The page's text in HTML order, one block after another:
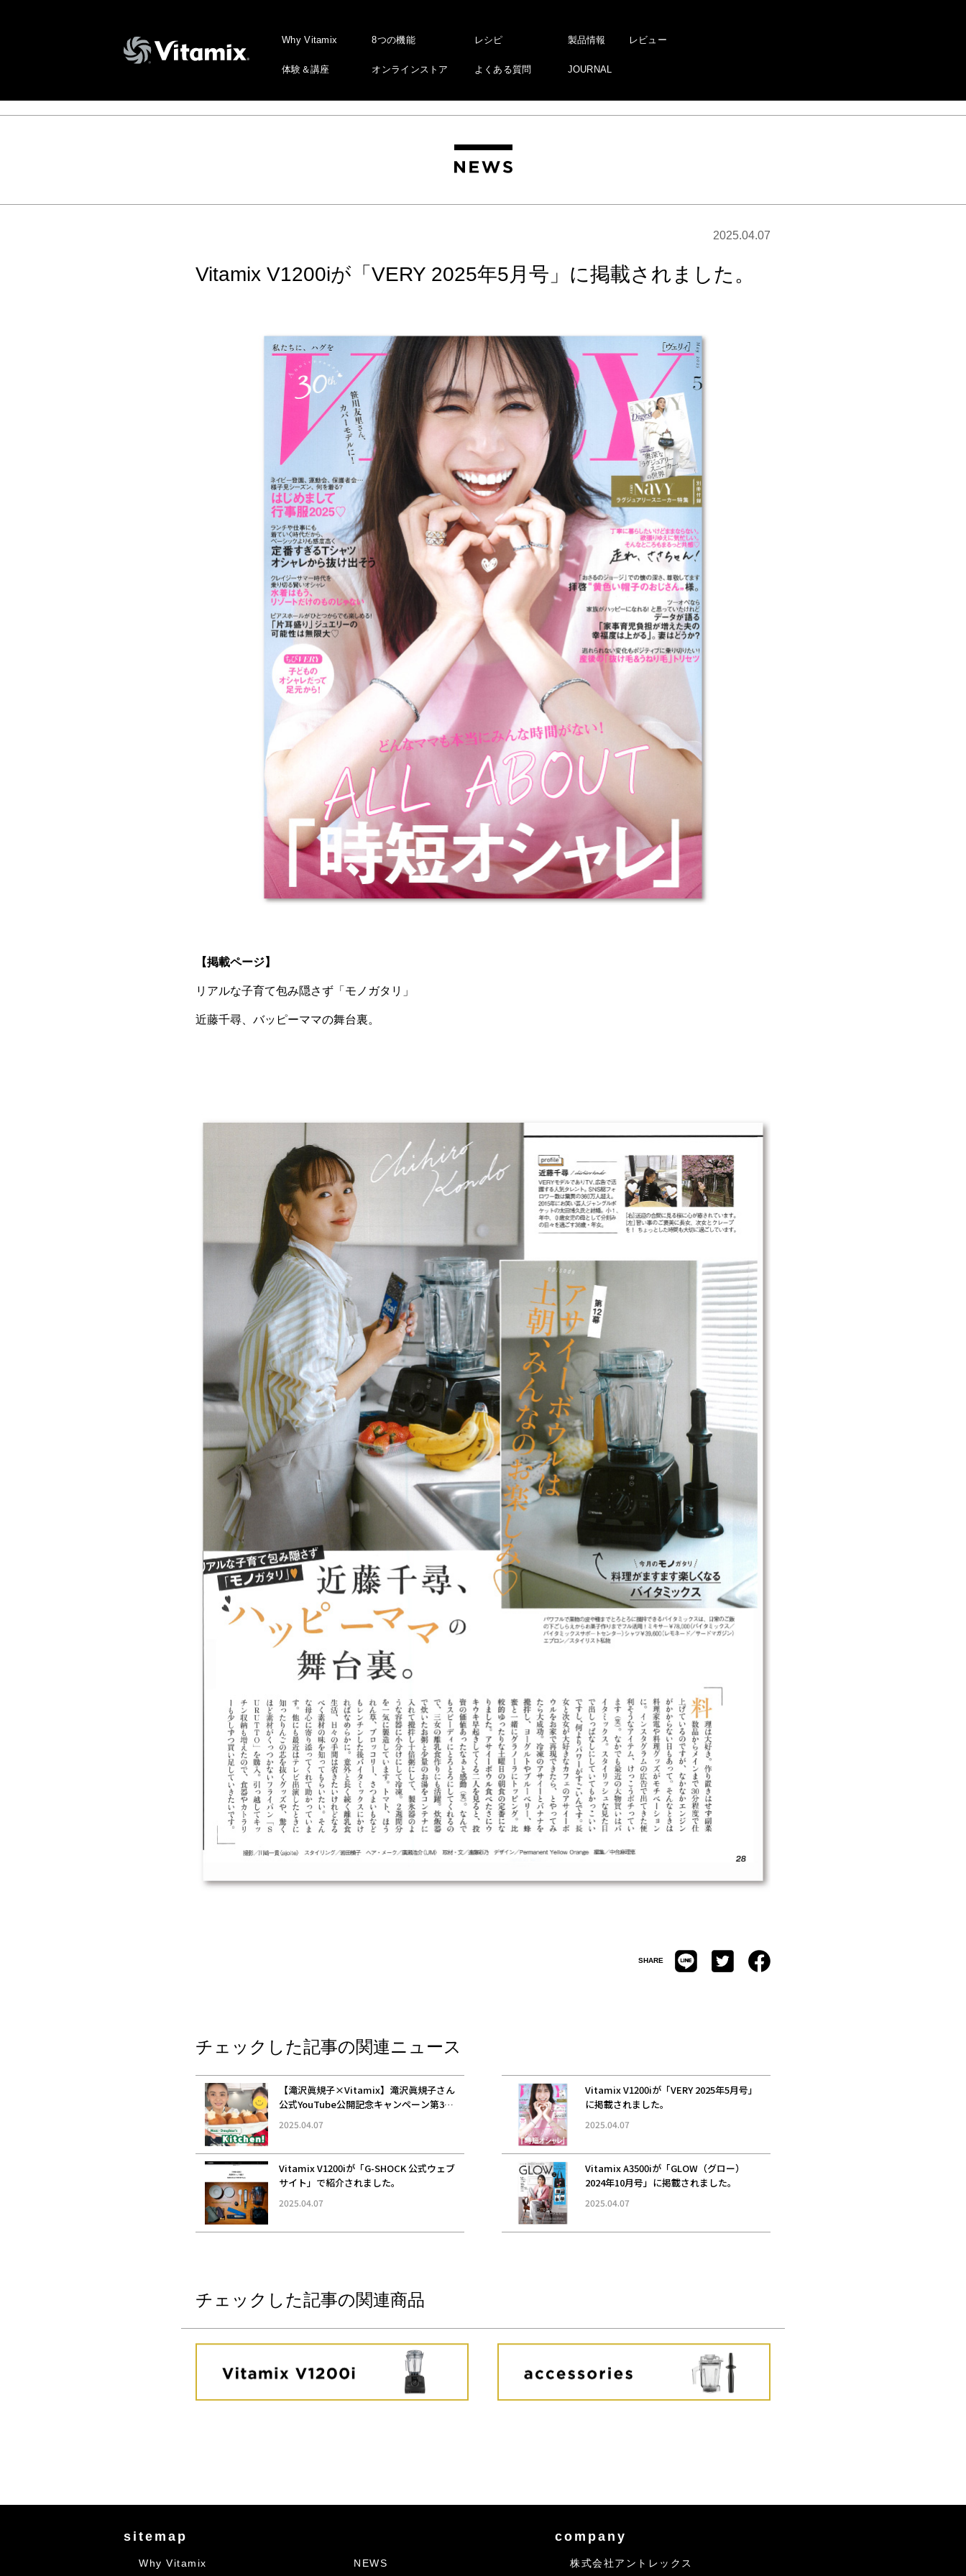
Why Vitamix
体験＆講座
8つの機能
オンラインストア
レシピ
よくある質問
製品情報
JOURNAL
レビュー
2025.04.07
Vitamix V1200iが「VERY 2025年5月号」に掲載されました。
【掲載ページ】
リアルな子育て包み隠さず「モノガタリ」
近藤千尋、バッピーママの舞台裏。
SHARE
チェックした記事の関連ニュース
【滝沢眞規子×Vitamix】滝沢眞規子さん
公式YouTube公開記念キャンペーン第3弾
2025.04.07
Vitamix V1200iが「VERY 2025年5月号」
に掲載されました。
2025.04.07
Vitamix V1200iが「G-SHOCK 公式ウェブ
サイト」で紹介されました。
2025.04.07
Vitamix A3500iが「GLOW（グロー）
2024年10月号」に掲載されました。
2025.04.07
チェックした記事の関連商品
sitemap
Why Vitamix NEWS
company
株式会社アントレックス